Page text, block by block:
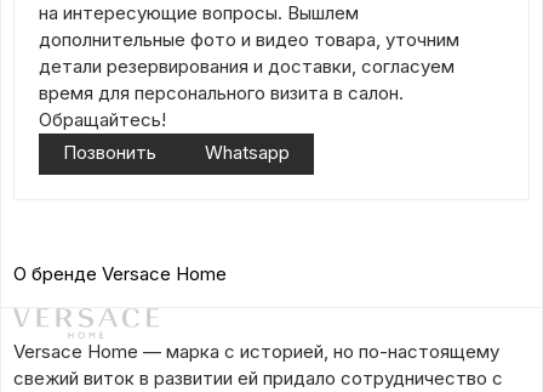
на интересующие вопросы. Вышлем
дополнительные фото и видео товара, уточним
детали резервирования и доставки, согласуем
время для персонального визита в салон.
Обращайтесь!
Позвонить
Whatsapp
О бренде Versace Home
Versace Home — марка с историей, но по-настоящему
свежий виток в развитии ей придало сотрудничество с